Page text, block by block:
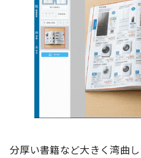
分厚い書籍など大きく湾曲